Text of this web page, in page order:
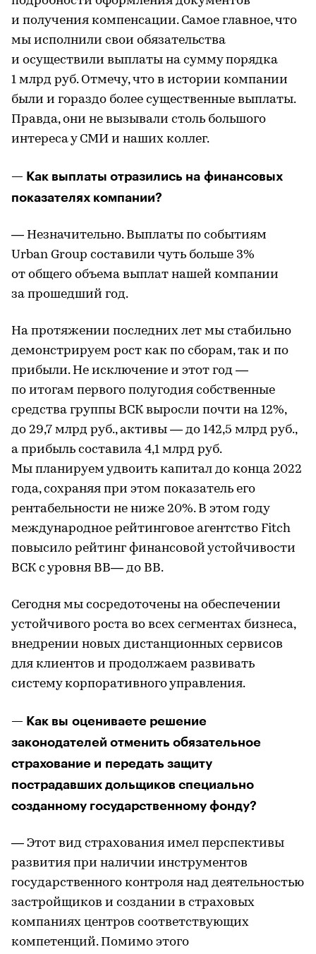
и получения компенсации. Самое главное, что
мы исполнили свои обязательства
и осуществили выплаты на сумму порядка
1 млрд руб. Отмечу, что в истории компании
были и гораздо более существенные выплаты.
Правда, они не вызывали столь большого
интереса у СМИ и наших коллег.
— Как выплаты отразились на финансовых
показателях компании?
— Незначительно. Выплаты по событиям
Urban Group составили чуть больше 3%
от общего объема выплат нашей компании
за прошедший год.
На протяжении последних лет мы стабильно
демонстрируем рост как по сборам, так и по
прибыли. Не исключение и этот год —
по итогам первого полугодия собственные
средства группы ВСК выросли почти на 12%,
до 29,7 млрд руб., активы — до 142,5 млрд руб.,
а прибыль составила 4,1 млрд руб.
Мы планируем удвоить капитал до конца 2022
года, сохраняя при этом показатель его
рентабельности не ниже 20%. В этом году
международное рейтинговое агентство Fitch
повысило рейтинг финансовой устойчивости
ВСК с уровня BB— до BB.
Сегодня мы сосредоточены на обеспечении
устойчивого роста во всех сегментах бизнеса,
внедрении новых дистанционных сервисов
для клиентов и продолжаем развивать
систему корпоративного управления.
— Как вы оцениваете решение
законодателей отменить обязательное
страхование и передать защиту
пострадавших дольщиков специально
созданному государственному фонду?
— Этот вид страхования имел перспективы
развития при наличии инструментов
государственного контроля над деятельностью
застройщиков и создании в страховых
компаниях центров соответствующих
компетенций. Помимо этого